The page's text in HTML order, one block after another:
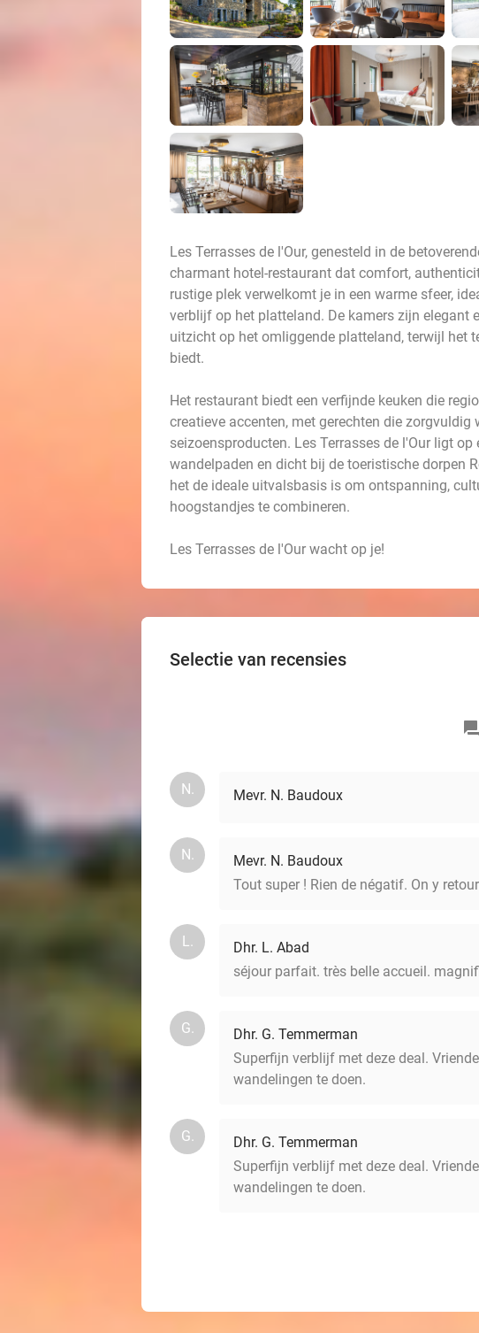
Les Terrasses de l'Our, genesteld in de
charmant hotel-restaurant dat comfort,
rustige plek verwelkomt je in een warme sfeer,
verblijf op het platteland. De kamers zijn elegant
uitzicht op het omliggende platteland, terwijl het
biedt.
Het restaurant biedt een verfijnde keuken die
creatieve accenten, met gerechten die zorgvuldig
seizoensproducten. Les Terrasses de l'Our ligt
wandelpaden en dicht bij de toeristische dorpen
het de ideale uitvalsbasis is om ontspanning,
hoogstandjes te combineren.
Les Terrasses de l'Our wacht op je!
Selectie van recensies
N. Mevr. N. Baudoux
N.
Mevr. N. Baudoux
Tout super ! Rien de négatif. On y
L.
Dhr. L. Abad
séjour parfait. très belle accueil.
G.
Dhr. G. Temmerman
Superfijn verblijf met deze deal.
wandelingen te doen.
G.
Dhr. G. Temmerman
Superfijn verblijf met deze deal.
wandelingen te doen.